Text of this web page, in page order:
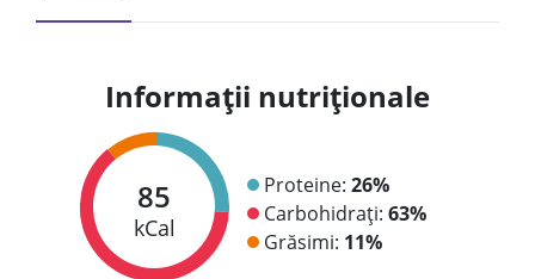
Informații nutriționale
85
kCal
Proteine: 26%
Carbohidrați: 63%
Grăsimi: 11%